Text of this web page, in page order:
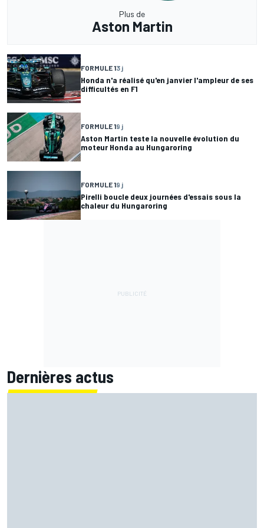
Plus de
Aston Martin
FORMULE 13 j
Honda n'a réalisé qu'en janvier l'ampleur de ses
difficultés en F1
FORMULE 19 j
Aston Martin teste la nouvelle évolution du
moteur Honda au Hungaroring
FORMULE 19 j
Pirelli boucle deux journées d'essais sous la
chaleur du Hungaroring
Dernières actus